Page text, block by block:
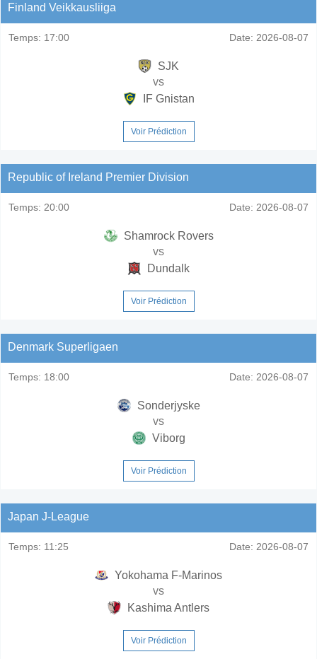
Finland Veikkausliiga
Temps: 17:00 Date: 2026-08-07
SJK
vs
IF Gnistan
Voir Prédiction
Republic of Ireland Premier Division
Temps: 20:00 Date: 2026-08-07
Shamrock Rovers
vs
Dundalk
Voir Prédiction
Denmark Superligaen
Temps: 18:00 Date: 2026-08-07
Sonderjyske
vs
Viborg
Voir Prédiction
Japan J-League
Temps: 11:25 Date: 2026-08-07
Yokohama F-Marinos
vs
Kashima Antlers
Voir Prédiction